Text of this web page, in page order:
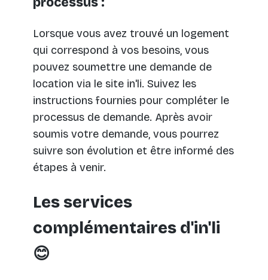
Lorsque vous avez trouvé un logement
qui correspond à vos besoins, vous
pouvez soumettre une demande de
location via le site in'li. Suivez les
instructions fournies pour compléter le
processus de demande. Après avoir
soumis votre demande, vous pourrez
suivre son évolution et être informé des
étapes à venir.
Les services
complémentaires d'in'li
😊